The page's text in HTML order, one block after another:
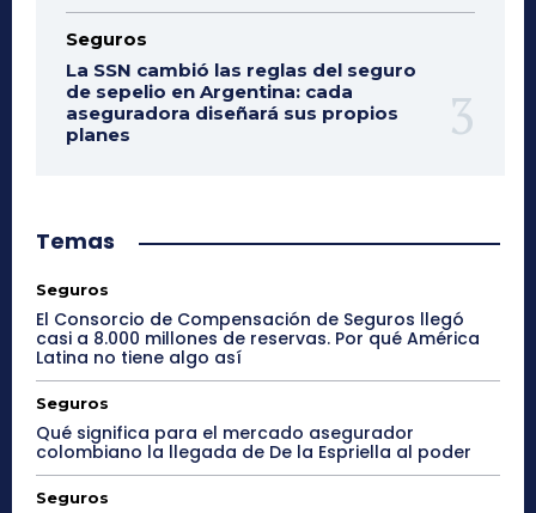
Seguros
La SSN cambió las reglas del seguro
de sepelio en Argentina: cada
aseguradora diseñará sus propios
planes
Temas
Seguros
El Consorcio de Compensación de Seguros llegó
casi a 8.000 millones de reservas. Por qué América
Latina no tiene algo así
Seguros
Qué significa para el mercado asegurador
colombiano la llegada de De la Espriella al poder
Seguros